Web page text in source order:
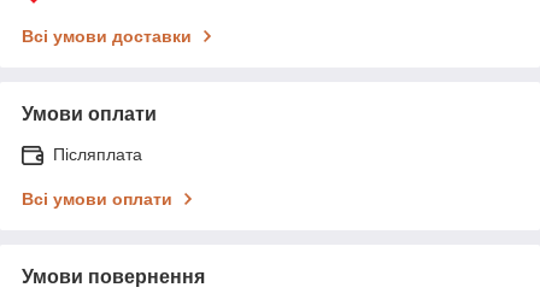
Всі умови доставки
Умови оплати
Післяплата
Всі умови оплати
Умови повернення